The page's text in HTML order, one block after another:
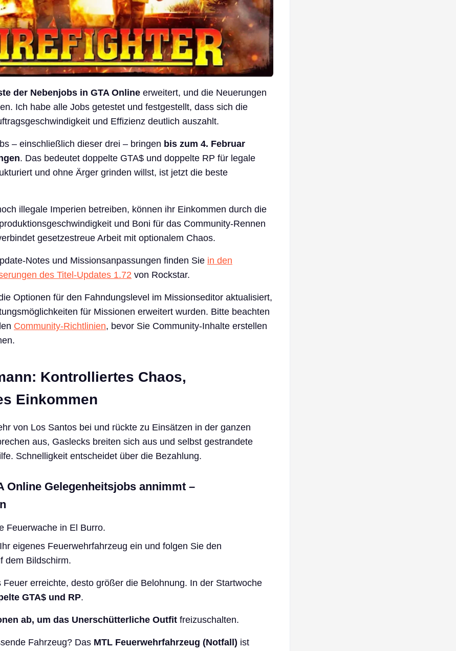
der Nebenjobs in GTA Online erweitert, und die Neuerungen
Ich habe alle Jobs getestet und festgestellt, dass sich die
und Effizienz deutlich auszahlt.
– einschließlich dieser drei – bringen bis zum 4. Februar
. Das bedeutet doppelte GTA$ und doppelte RP für legale
und ohne Ärger grinden willst, ist jetzt die beste
illegale Imperien betreiben, können ihr Einkommen durch die
und Boni für das Community-Rennen
gesetzestreue Arbeit mit optionalem Chaos.
Notes und Missionsanpassungen finden Sie in den
des Titel-Updates 1.72 von Rockstar.
Optionen für den Fahndungslevel im Missionseditor aktualisiert,
für Missionen erweitert wurden. Bitte beachten
Community-Richtlinien, bevor Sie Community-Inhalte erstellen
Kontrolliertes Chaos,
Einkommen
von Los Santos bei und rückte zu Einsätzen in der ganzen
aus, Gaslecks breiten sich aus und selbst gestrandete
Schnelligkeit entscheidet über die Bezahlung.
Online Gelegenheitsjobs annimmt –
Feuerwache in El Burro.
eigenes Feuerwehrfahrzeug ein und folgen Sie den
dem Bildschirm.
Feuer erreichte, desto größer die Belohnung. In der Startwoche
GTA$ und RP.
ab, um das Unerschütterliche Outfit freizuschalten.
Fahrzeug? Das MTL Feuerwehrfahrzeug (Notfall) ist